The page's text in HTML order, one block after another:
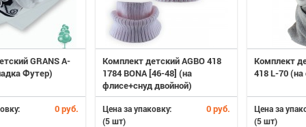
GRANS A-
Футер)
0 руб.
Комплект детский AGBO 418
1784 BONA [46-48] (на
флисе+снуд двойной)
Цена за упаковку: 0 руб.
(5 шт)
Комплект
418 L-70
Цена за
(5 шт)